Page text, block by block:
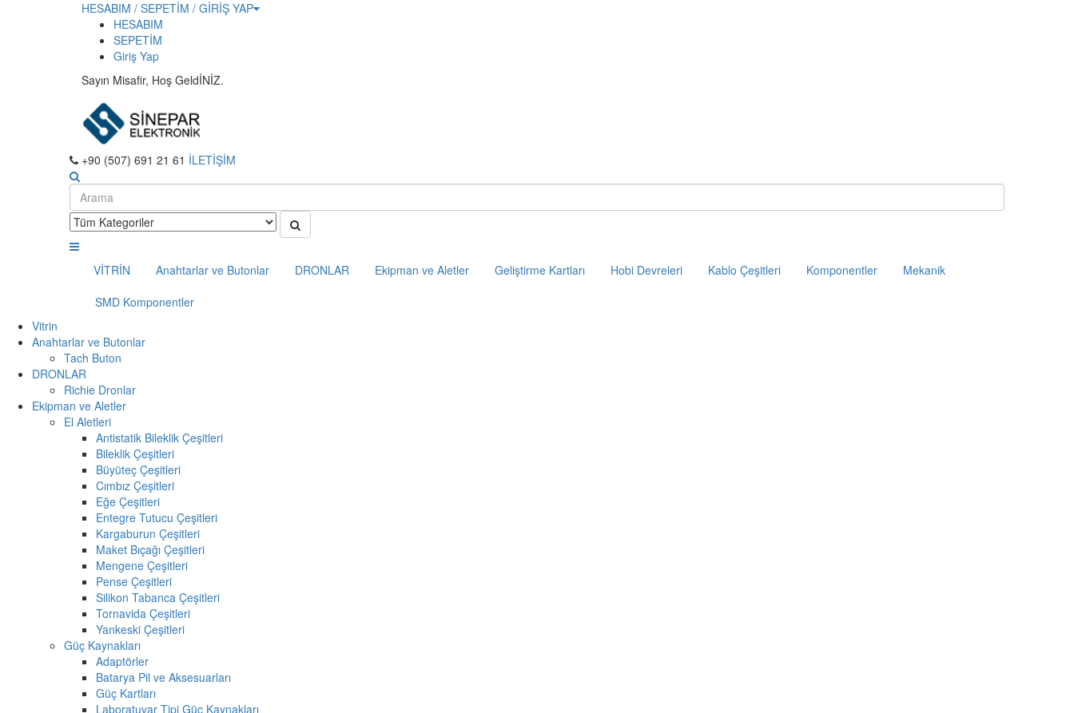
HESABIM / SEPETİM / GİRİŞ YAP
HESABIM
SEPETİM
Giriş Yap
Sayın Misafir, Hoş GeldİNİZ.
+90 (507) 691 21 61 İLETİŞİM
VİTRİN Anahtarlar ve Butonlar DRONLAR Ekipman ve Aletler Geliştirme Kartları Hobi Devreleri Kablo Çeşitleri Komponentler
Mekanik
SMD Komponentler
Vitrin
Anahtarlar ve Butonlar
Tach Buton
DRONLAR
Richie Dronlar
Ekipman ve Aletler
El Aletleri
Antistatik Bileklik Çeşitleri
Bileklik Çeşitleri
Büyüteç Çeşitleri
Cımbız Çeşitleri
Eğe Çeşitleri
Entegre Tutucu Çeşitleri
Kargaburun Çeşitleri
Maket Bıçağı Çeşitleri
Mengene Çeşitleri
Pense Çeşitleri
Silikon Tabanca Çeşitleri
Tornavida Çeşitleri
Yankeski Çeşitleri
Güç Kaynakları
Adaptörler
Batarya Pil ve Aksesuarları
Güç Kartları
Laboratuvar Tipi Güç Kaynakları